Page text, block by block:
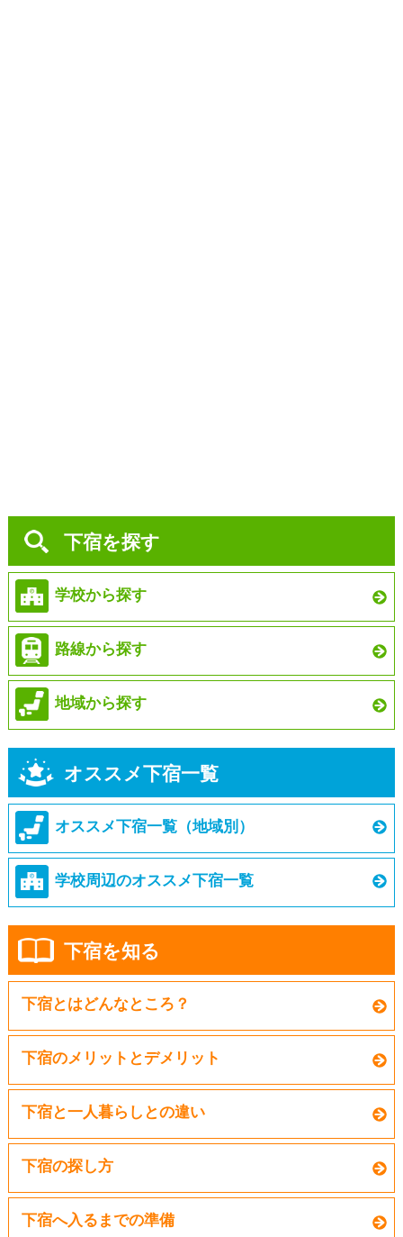
下宿を探す
学校から探す
路線から探す
地域から探す
オススメ下宿一覧
オススメ下宿一覧（地域別）
学校周辺のオススメ下宿一覧
下宿を知る
下宿とはどんなところ？
下宿のメリットとデメリット
下宿と一人暮らしとの違い
下宿の探し方
下宿へ入るまでの準備